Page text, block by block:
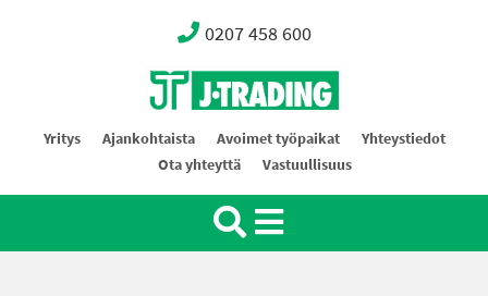
0207 458 600
Oy J-Trading Ab
Yritys Ajankohtaista Avoimet työpaikat
Yhteystiedot
Ota yhteyttä
Vastuullisuus